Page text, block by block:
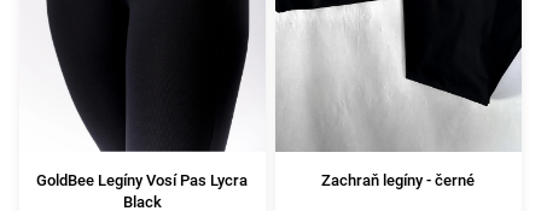
GoldBee Legíny Vosí Pas Lycra
Black
Zachraň legíny - černé